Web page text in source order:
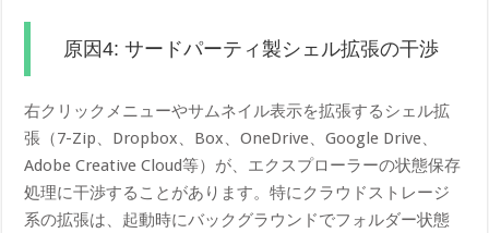
原因4: サードパーティ製シェル拡張の干渉
右クリックメニューやサムネイル表示を拡張するシェル拡
張（7-Zip、Dropbox、Box、OneDrive、Google Drive、
Adobe Creative Cloud等）が、エクスプローラーの状態保存
処理に干渉することがあります。特にクラウドストレージ
系の拡張は、起動時にバックグラウンドでフォルダー状態